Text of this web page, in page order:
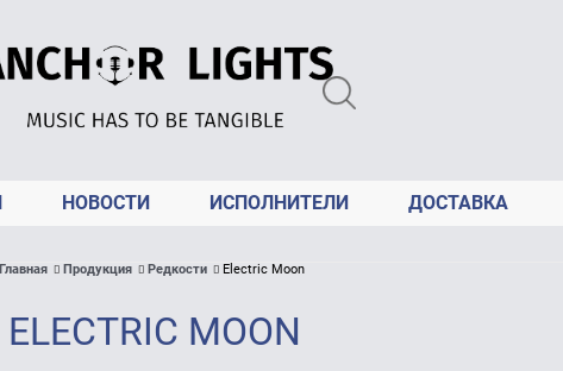
НОВОСТИ ИСПОЛНИТЕЛИ ДОСТАВКА
Главная Продукция Редкости Electric Moon
ELECTRIC MOON